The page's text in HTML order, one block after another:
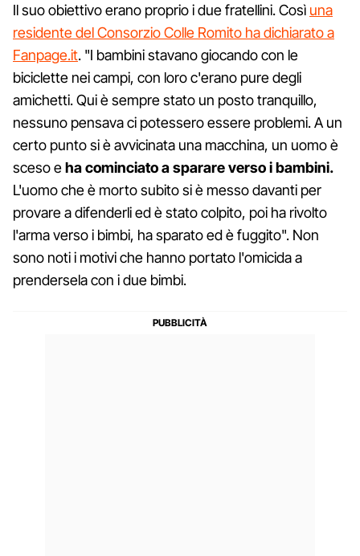
Il suo obiettivo erano proprio i due fratellini. Così una
residente del Consorzio Colle Romito ha dichiarato a
Fanpage.it. "I bambini stavano giocando con le
biciclette nei campi, con loro c'erano pure degli
amichetti. Qui è sempre stato un posto tranquillo,
nessuno pensava ci potessero essere problemi. A un
certo punto si è avvicinata una macchina, un uomo è
sceso eha cominciato a sparare verso i bambini.
L'uomo che è morto subito si è messo davanti per
provare a difenderli ed è stato colpito, poi ha rivolto
l'arma verso i bimbi, ha sparato ed è fuggito". Non
sono noti i motivi che hanno portato l'omicida a
prendersela con i due bimbi.